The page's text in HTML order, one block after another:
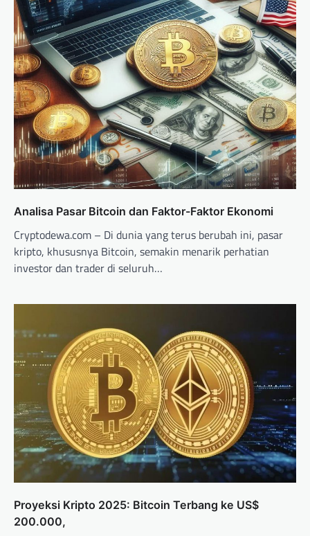
Analisa Pasar Bitcoin dan Faktor-Faktor Ekonomi
Cryptodewa.com – Di dunia yang terus berubah ini, pasar
kripto, khususnya Bitcoin, semakin menarik perhatian
investor dan trader di seluruh…
Proyeksi Kripto 2025: Bitcoin Terbang ke US$
200.000,